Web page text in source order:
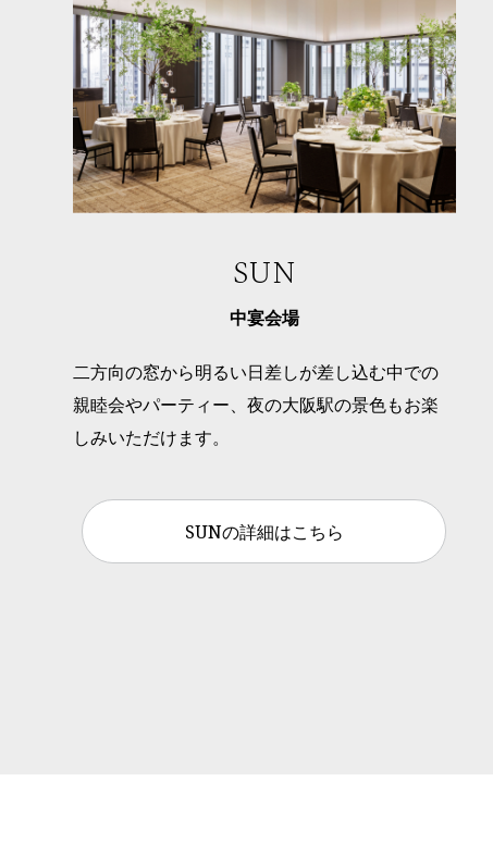
SUN
中宴会場
二方向の窓から明るい日差しが差し込む中での
親睦会やパーティー、夜の大阪駅の景色もお楽
しみいただけます。
SUNの詳細はこちら